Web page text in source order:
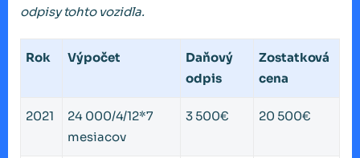
odpisy tohto vozidla.
Rok Výpočet
Daňový
odpis
Zostatková
cena
2021
24 000/4/12*7
mesiacov
3 500€ 20 500€